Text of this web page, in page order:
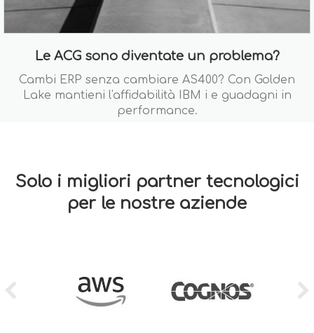
Le ACG sono diventate un problema?
Cambi ERP senza cambiare AS400? Con Golden
Lake mantieni l'affidabilità IBM i e guadagni in
performance.
Solo i migliori partner tecnologici
per le nostre aziende